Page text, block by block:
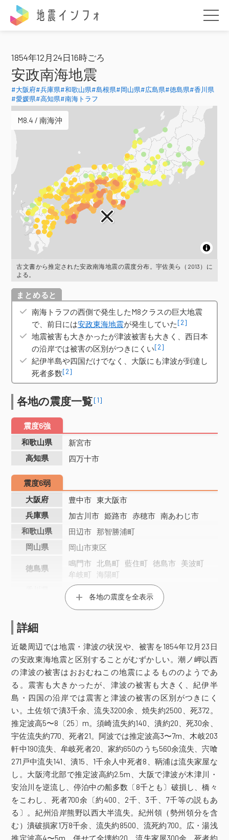
1854年12月24日16時ごろ
安政南海地震
#大阪府#兵庫県#和歌山県#島根県#岡山県#広島県#徳島県#香川県
#愛媛県#高知県#南海トラフ
M8.4 / 南海沖
古文書から推定された安政南海地震の震度分布。宇佐美ら（2013）に
よる。
概要
南海トラフの西側で発生したM8クラスの巨大地震
で、前日には安政東海地震が発生していた [2]
地震被害も大きかったが津波被害も大きく、西日本
の沿岸では被害の区別がつきにくい[2]
紀伊半島や四国だけでなく、大阪にも津波が到達し
死者多数[2]
各地の震度一覧[1]
震度6強
和歌山県
新宮市
高知県
四万十市
震度6弱
大阪府
豊中市 東大阪市
兵庫県
加古川市 姫路市 赤穂市 南あわじ市
和歌山県
田辺市 那智勝浦町
岡山県
岡山市東区
徳島県
鳴門市 北島町 藍住町 徳島市
美波町
牟岐町
海陽町
高松市
香南市 須崎市
震度5強
岐阜県
羽島市
三重県
四日市市 松阪市
大阪府
門真市 大阪市西区
大阪市天王寺区
羽曳野市 高石市 泉大津市 岸和田市
和泉市
兵庫県
尼崎市 西宮市 明石市 加東市
たつの市
洲本市
和歌山県
和歌山市 湯浅町 広川町
由良町
日高川町 御坊市 みなべ町 白浜町
太地町 古座川町 串本町
島根県
出雲市
岡山県
岡山市北区 岡山市南区 笠岡市
広島県
福山市 尾道市 竹原市 広島市西区
広島市佐伯区
各地の震度を全表示
詳細
近畿周辺では地震・津波の状況や、被害を1854年12月23日
の安政東海地震と区別することがむずかしい。潮ノ岬以西
の津波の被害はおおむねこの地震によるもののようであ
る。震害も大きかったが、津波の被害も大きく、紀伊半
島・四国の沿岸では震害と津波の被害の区別がつきにく
い。土佐領で潰3千余、流失3200余、焼失約2500、死372。
推定波高5〜8〔25〕m。須崎流失約140、潰約20、死30余、
宇佐流失約770、死者21。阿波では推定波高3〜7m、木岐203
軒中190流失、牟岐死者20、家約650のうち560余流失、宍喰
271戸中流失141、潰15、1千余人中死者8、鞆浦は流失家屋な
し。大阪湾北部で推定波高約2.5m、大阪で津波が木津川・
安治川を逆流し、停泊中の船多数〔8千とも〕破損し、橋々
をこわし、死者700余〔約400、2千、3千、7千等の説もあ
る〕。紀州沿岸熊野以西大半流失。紀州領（勢州領分を含
む）潰破損家1万8千余、流失約8500、流死約700。広・湯浅
推定波高4〜5m、併せて全壊約20、流失家屋300余、死者約